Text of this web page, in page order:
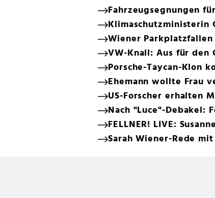
Fahrzeugsegnungen
Klimaschutzministerin
Wiener
VW-Knall: Aus für den
Porsche-Taycan-Klon
Ehemann wollte Frau
US-Forscher erhalten
Nach "Luce"-Debakel:
FELLNER! LIVE:
Sarah Wiener-Rede